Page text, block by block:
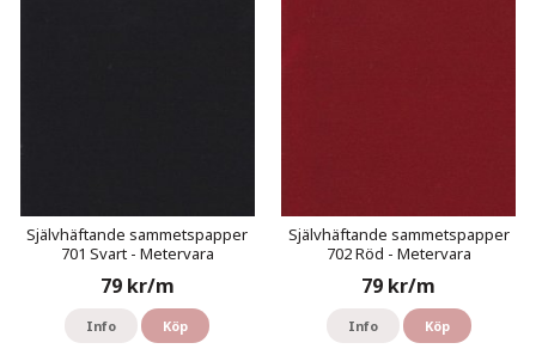
Självhäftande sammetspapper
701 Svart - Metervara
79 kr/m
Info Köp
Självhäftande sammetspapper
702 Röd - Metervara
79 kr/m
Info Köp